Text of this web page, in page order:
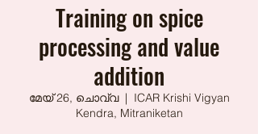
Training on spice
processing and value
addition
മേയ് 26, ചൊവ്വ
  |
ICAR Krishi Vigyan
Kendra, Mitraniketan